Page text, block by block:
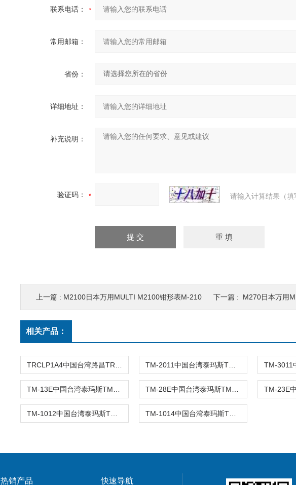
联系电话：
常用邮箱：
省份：
详细地址：
补充说明：
验证码： 请输入计算结果（
上一篇 : M2100日本万用MULTI M2100钳形表M-210 下一篇 : M270日本万用
相关产品：
热销产品 快速导航